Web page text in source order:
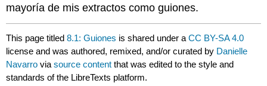
mayoría de mis extractos como guiones.
This page titled8.1: Guiones is shared under aCC BY-SA 4.0
license and was authored, remixed, and/or curated by Danielle
Navarro viasource content that was edited to the style and
standards of the LibreTexts platform.